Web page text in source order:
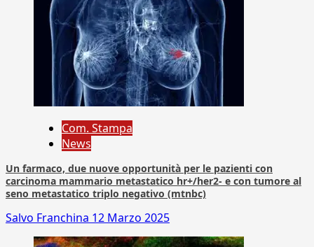
Com. Stampa
News
Un farmaco, due nuove opportunità per le pazienti con
carcinoma mammario metastatico hr+/her2- e con tumore al
seno metastatico triplo negativo (mtnbc)
Salvo Franchina 12 Marzo 2025